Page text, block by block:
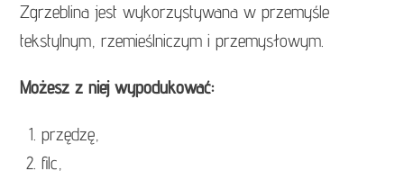
Zgrzeblina jest wykorzystywana w przemyśle
tekstylnym, rzemieślniczym i przemysłowym.
Możesz z niej wypodukować:
przędzę,
filc,